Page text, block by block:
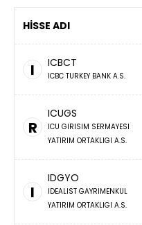
HİSSE ADI
I ICBCT
ICBC TURKEY BANK A.S.
R
ICUGS
ICU GIRISIM SERMAYESI
YATIRIM ORTAKLIGI A.S.
I
IDGYO
IDEALIST GAYRIMENKUL
YATIRIM ORTAKLIGI A.S.